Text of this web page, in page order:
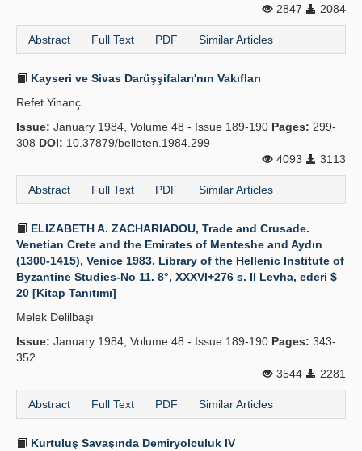
2847
2084
Abstract Full Text PDF Similar Articles
Kayseri ve Sivas Darüşşifaları'nın Vakıfları
Refet Yinanç
Issue: January 1984, Volume 48 - Issue 189-190 Pages: 299-
308 DOI: 10.37879/belleten.1984.299
4093
3113
Abstract Full Text PDF Similar Articles
ELIZABETH A. ZACHARIADOU, Trade and Crusade.
Venetian Crete and the Emirates of Menteshe and Aydın
(1300-1415), Venice 1983. Library of the Hellenic Institute of
Byzantine Studies-No 11. 8°, XXXVI+276 s. II Levha, ederi $
20 [Kitap Tanıtımı]
Melek Delilbaşı
Issue: January 1984, Volume 48 - Issue 189-190 Pages: 343-
352
3544
2281
Abstract Full Text PDF Similar Articles
Kurtuluş Savaşında Demiryolculuk IV